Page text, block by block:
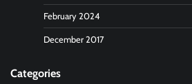
February 2024
December 2017
Categories